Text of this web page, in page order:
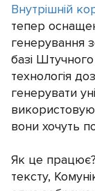
Внутрішній
тепер
генерування
базі
технологія
генерувати
вони хочуть
Як це
тексту,